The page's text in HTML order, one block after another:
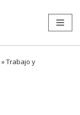
»Trabajo y